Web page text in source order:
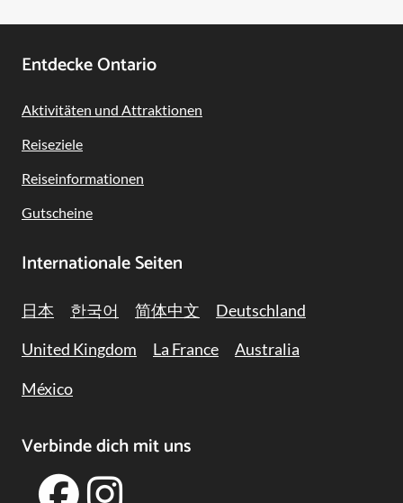
Footer
Navigation
Entdecke Ontario
Aktivitäten und Attraktionen
Reiseziele
Reiseinformationen
Gutscheine
Internationale Seiten
日本 한국어 简体中文
Deutschland
United Kingdom
La France
Australia
México
Verbinde dich mit uns